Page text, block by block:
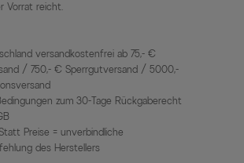
Vorrat reicht.
versandkostenfrei ab 75,- €
/ 750,- € Sperrgutversand / 5000,-
zum 30-Tage Rückgaberecht
Preise = unverbindliche
des Herstellers